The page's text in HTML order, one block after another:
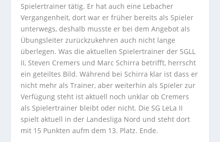
Spielertrainer tätig. Er hat auch eine Lebacher
Vergangenheit, dort war er früher bereits als Spieler
unterwegs, deshalb musste er bei dem Angebot als
Übungsleiter zurückzukehren auch nicht lange
überlegen. Was die aktuellen Spielertrainer der SGLL
II, Steven Cremers und Marc Schirra betrifft, herrscht
ein geteiltes Bild. Während bei Schirra klar ist dass er
nicht mehr als Trainer, aber weiterhin als Spieler zur
Verfügung steht ist aktuell noch unklar ob Cremers
als Spielertrainer bleibt oder nicht. Die SG LeLa II
spielt aktuell in der Landesliga Nord und steht dort
mit 15 Punkten aufm dem 13. Platz. Ende.